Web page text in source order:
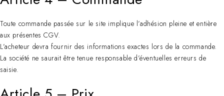
Toute commande passée sur le site implique l’adhésion pleine et entière
aux présentes CGV.
L’acheteur devra fournir des informations exactes lors de la commande.
La société ne saurait être tenue responsable d’éventuelles erreurs de
saisie.